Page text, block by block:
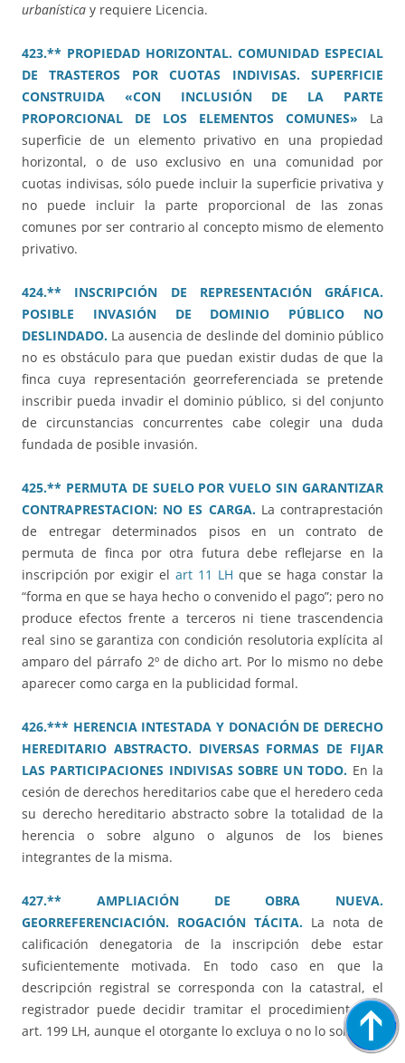
urbanística y requiere Licencia.
423.** PROPIEDAD HORIZONTAL. COMUNIDAD ESPECIAL
DE TRASTEROS POR CUOTAS INDIVISAS. SUPERFICIE
CONSTRUIDA «CON INCLUSIÓN DE LA PARTE
PROPORCIONAL DE LOS ELEMENTOS COMUNES»
La
superficie de un elemento privativo en una propiedad
horizontal, o de uso exclusivo en una comunidad por
cuotas indivisas, sólo puede incluir la superficie privativa y
no puede incluir la parte proporcional de las zonas
comunes por ser contrario al concepto mismo de elemento
privativo.
424.** INSCRIPCIÓN DE REPRESENTACIÓN GRÁFICA.
POSIBLE INVASIÓN DE DOMINIO PÚBLICO NO
DESLINDADO. La ausencia de deslinde del dominio público
no es obstáculo para que puedan existir dudas de que la
finca cuya representación georreferenciada se pretende
inscribir pueda invadir el dominio público, si del conjunto
de circunstancias concurrentes cabe colegir una duda
fundada de posible invasión.
425.** PERMUTA DE SUELO POR VUELO SIN GARANTIZAR
CONTRAPRESTACION: NO ES CARGA. La contraprestación
de entregar determinados pisos en un contrato de
permuta de finca por otra futura debe reflejarse en la
inscripción por exigir el art 11 LH que se haga constar la
“forma en que se haya hecho o convenido el pago”; pero no
produce efectos frente a terceros ni tiene trascendencia
real sino se garantiza con condición resolutoria explícita al
amparo del párrafo 2º de dicho art. Por lo mismo no debe
aparecer como carga en la publicidad formal.
426.*** HERENCIA INTESTADA Y DONACIÓN DE DERECHO
HEREDITARIO ABSTRACTO. DIVERSAS FORMAS DE FIJAR
LAS PARTICIPACIONES INDIVISAS SOBRE UN TODO. En la
cesión de derechos hereditarios cabe que el heredero ceda
su derecho hereditario abstracto sobre la totalidad de la
herencia o sobre alguno o algunos de los bienes
integrantes de la misma.
427.** AMPLIACIÓN DE OBRA NUEVA.
GEORREFERENCIACIÓN. ROGACIÓN TÁCITA. La nota de
calificación denegatoria de la inscripción debe estar
suficientemente motivada. En todo caso en que la
descripción registral se corresponda con la catastral, el
registrador puede decidir tramitar el procedimiento del
art. 199 LH, aunque el otorgante lo excluya o no lo solicite.